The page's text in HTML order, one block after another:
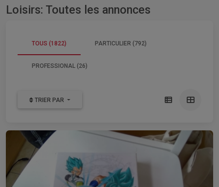
Loisirs: Toutes les annonces
TOUS (1822) PARTICULIER (792)
PROFESSIONAL (26)
TRIER PAR